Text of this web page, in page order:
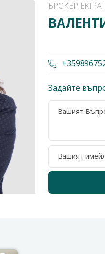
БРОКЕР
Задайте